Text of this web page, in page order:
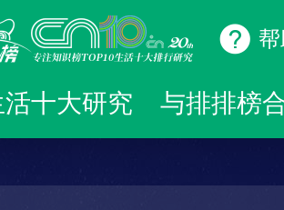
十大研究 与排排榜